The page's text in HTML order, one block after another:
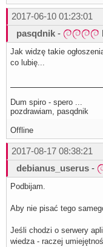
2017-06-10 01:23:01
pasqdnik -
Jak widzę takie
co lubię...
Dum spiro - spero ...
pozdrawiam, pasqdnik
Offline
2017-08-17 08:38:21
debianus_userus -
Podbijam.
Aby nie pisać tego
Jeśli chodzi o serwery
wiedza - raczej